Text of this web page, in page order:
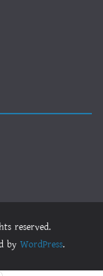
reserved.
by WordPress.